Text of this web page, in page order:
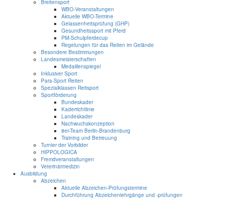
Breitensport
WBO-Veranstaltungen
Aktuelle WBO-Termine
Gelassenheitsprüfung (GHP)
Gesundheitssport mit Pferd
PM-Schulpferdecup
Regelungen für das Reiten im Gelände
Besondere Bestimmungen
Landesmeisterschaften
Medaillenspiegel
Inklusiver Sport
Para-Sport Reiten
Spezialklassen Reitsport
Sportförderung
Bundeskader
Kaderrichtlinie
Landeskader
Nachwuchskonzeption
8er-Team Berlin-Brandenburg
Training und Betreuung
Turnier der Vorbilder
HIPPOLOGICA
Fremdveranstaltungen
Veterinärmedizin
Ausbildung
Abzeichen
Aktuelle Abzeichen-Prüfungstermine
Durchführung Abzeichenlehrgänge und -prüfungen